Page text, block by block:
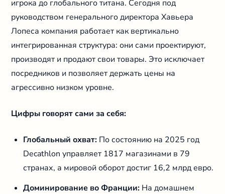
игрока до глобального титана. Сегодня под
руководством генерального директора Хавьера
Лопеса компания работает как вертикально
интегрированная структура: они сами проектируют,
производят и продают свои товары. Это исключает
посредников и позволяет держать цены на
агрессивно низком уровне.
Цифры говорят сами за себя:
Глобальный охват: По состоянию на 2025 год
Decathlon управляет 1817 магазинами в 79
странах, а мировой оборот достиг 16,2 млрд евро.
Доминирование во Франции: На домашнем